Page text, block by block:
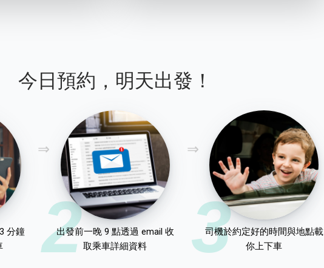
今日預約，明天出發！
分鐘
2
出發前一晚 9 點透過 email 收
取乘車詳細資料
3
司機於約定好的時間與地點載
你上下車